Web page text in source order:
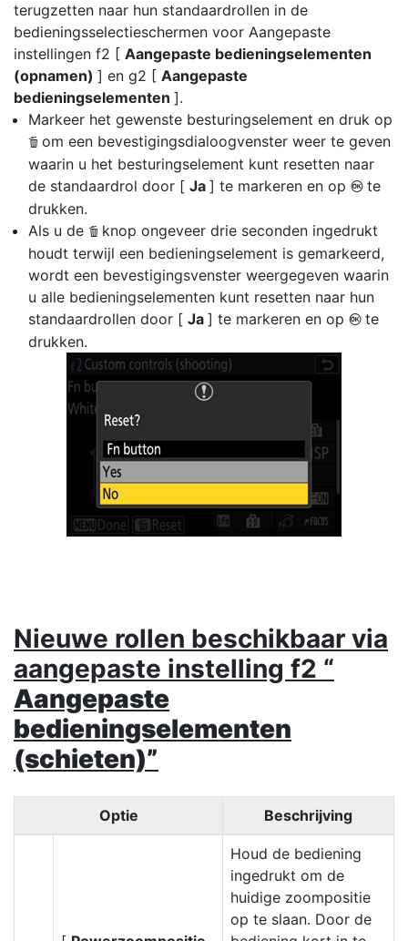
terugzetten naar hun standaardrollen in de
bedieningsselectieschermen voor Aangepaste
instellingen f2 [ Aangepaste bedieningselementen
(opnamen) ] en g2 [ Aangepaste
bedieningselementen ].
Markeer het gewenste besturingselement en druk op
O om een bevestigingsdialoogvenster weer te geven
waarin u het besturingselement kunt resetten naar
de standaardrol door [ Ja ] te markeren en op J te
drukken.
Als u de O knop ongeveer drie seconden ingedrukt
houdt terwijl een bedieningselement is gemarkeerd,
wordt een bevestigingsvenster weergegeven waarin
u alle bedieningselementen kunt resetten naar hun
standaardrollen door [ Ja ] te markeren en op J te
drukken.
Nieuwe rollen beschikbaar via
aangepaste instelling f2 “
Aangepaste
bedieningselementen
(schieten)”
Optie Beschrijving
Houd de bediening
ingedrukt om de
huidige zoompositie
op te slaan. Door de